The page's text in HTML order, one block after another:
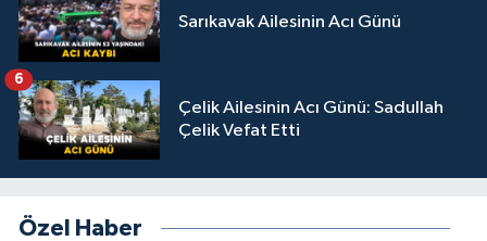
Sarıkavak Ailesinin Acı Günü
Çelik Ailesinin Acı Günü: Sadullah
Çelik Vefat Etti
6
Özel Haber